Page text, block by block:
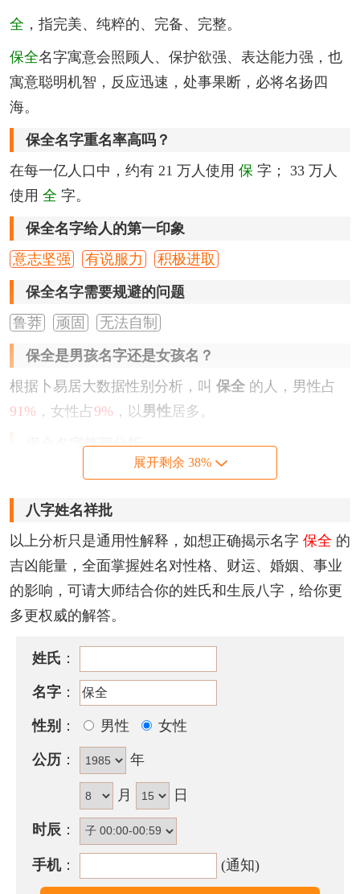
全 ，指完美、纯粹的、完备、完整。
保全名字寓意会照顾人、保护欲强、表达能力强，也
寓意聪明机智，反应迅速，处事果断，必将名扬四
海。
保全名字重名率高吗？
在每一亿人口中，约有 21 万人使用 保 字； 33 万人
使用 全 字。
保全名字给人的第一印象
意志坚强
有说服力 积极进取
保全名字需要规避的问题
鲁莽
顽固 无法自制
保全是男孩名字还是女孩名？
根据卜易居大数据性别分析，叫 保全 的人，男性占
91% ，女性占9% ，以 男性 居多。
保全名字笔画分析
字，为左右结构，繁体字写法为
，笔画数为
9
划。
『全』 字，为上下结构，繁体字写法为全 ，笔画数为
6划。
该名字的五格笔画搭配为：9-6，五格大吉。
保全名字性格印象
举止谦和有礼，比较发面了摆排场，有讽刺及不输心
理，做事考虑过多，容易放弃好机会而无法把握信
住。应培养坚定的心志，成功较易。
含保全的古诗词有哪些？
· 繁华有时节，安得保全
——《与杨十二、李三早入永寿寺看牡丹》
保全名字五行属性
保全的姓名五行组合是：水-火。这种组合的人虽有才
华，但凡事好胜好强，以自己的意见为重，会招致他
展开剩余 38%
八字姓名祥批
以上分析只是通用性解释，如想正确揭示名字 保全 的
吉凶能量，全面掌握姓名对性格、财运、婚姻、事业
的影响，可请大师结合你的姓氏和生辰八字，给你更
多更权威的解答。
姓氏 ：
名字 ：
性别 ： 男性 女性
公历 ： 年
月 日
时辰 ：
手机： (通知)